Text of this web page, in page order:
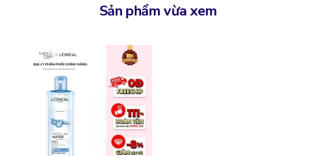
Sản phẩm vừa xem